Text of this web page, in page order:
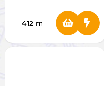
412 m